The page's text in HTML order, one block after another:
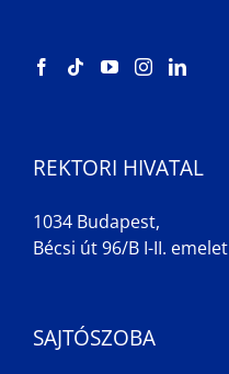
REKTORI HIVATAL
1034 Budapest,
Bécsi út 96/B I-II. emelet
SAJTÓSZOBA